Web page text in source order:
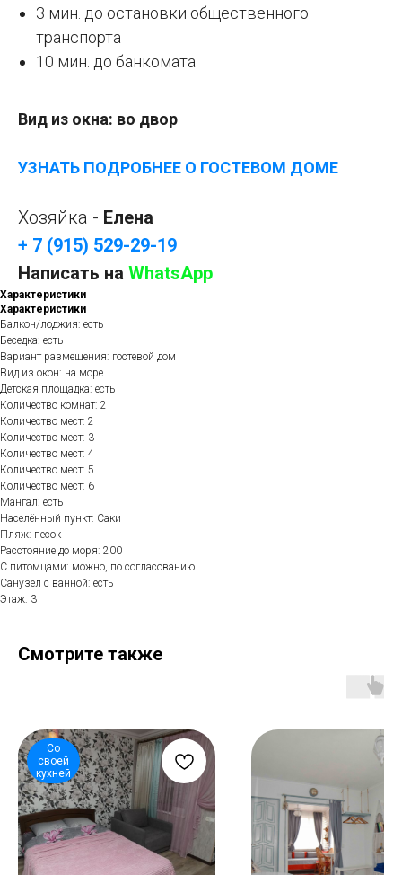
3 мин. до остановки общественного
транспорта
10 мин. до банкомата
Вид из окна: во двор
УЗНАТЬ ПОДРОБНЕЕ О ГОСТЕВОМ ДОМЕ
Хозяйка - Елена
+ 7 (915) 529-29-19
Написать на WhatsApp
Характеристики
Характеристики
Балкон/лоджия: есть
Беседка: есть
Вариант размещения: гостевой дом
Вид из окон: на море
Детская площадка: есть
Количество комнат: 2
Количество мест: 2
Количество мест: 3
Количество мест: 4
Количество мест: 5
Количество мест: 6
Мангал: есть
Населённый пункт: Саки
Пляж: песок
Расстояние до моря: 200
С питомцами: можно, по согласованию
Санузел с ванной: есть
Этаж: 3
Смотрите также
Со
своей
кухней